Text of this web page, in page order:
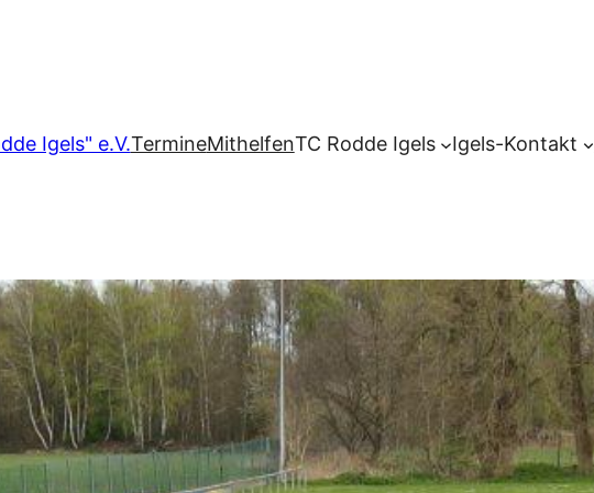
Igels" e.V.TermineMithelfenTC Rodde Igels Igels-Kontakt